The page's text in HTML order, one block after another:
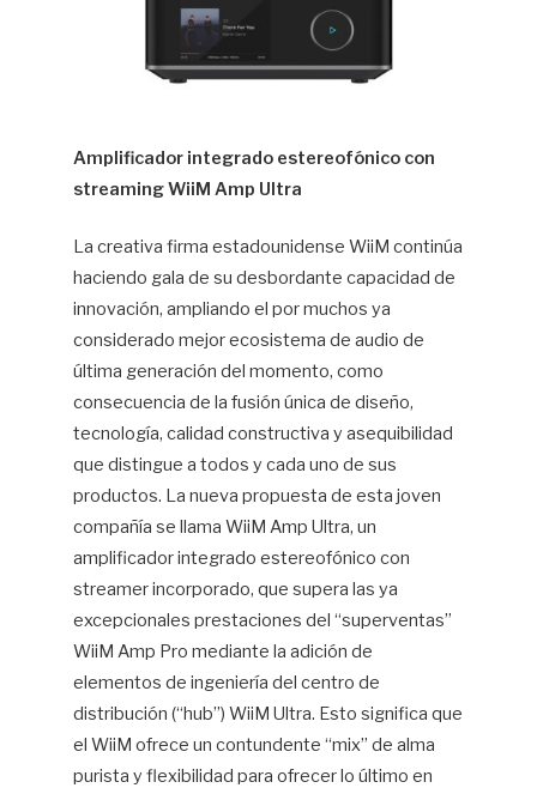
Amplificador integrado estereofónico con
streaming WiiM Amp Ultra
La creativa firma estadounidense WiiM continúa
haciendo gala de su desbordante capacidad de
innovación, ampliando el por muchos ya
considerado mejor ecosistema de audio de
última generación del momento, como
consecuencia de la fusión única de diseño,
tecnología, calidad constructiva y asequibilidad
que distingue a todos y cada uno de sus
productos. La nueva propuesta de esta joven
compañía se llama WiiM Amp Ultra, un
amplificador integrado estereofónico con
streamer incorporado, que supera las ya
excepcionales prestaciones del “superventas”
WiiM Amp Pro mediante la adición de
elementos de ingeniería del centro de
distribución (“hub”) WiiM Ultra. Esto significa que
el WiiM ofrece un contundente “mix” de alma
purista y flexibilidad para ofrecer lo último en